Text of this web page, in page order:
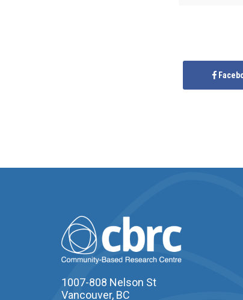
1007-808 Nelson St
Vancouver, BC